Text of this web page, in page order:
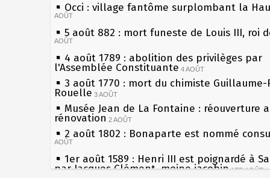
Occi : village fantôme surplombant la
AOÛT
5 août 882 : mort funeste de Louis III, roi
AOÛT
4 août 1789 : abolition des privilèges par
l'Assemblée Constituante 4 AOÛT
3 août 1770 : mort du chimiste Guillaume-
Rouelle 3 AOÛT
Musée Jean de La Fontaine : réouverture
rénovation 2 AOÛT
2 août 1802 : Bonaparte est nommé
AOÛT
1er août 1589 : Henri III est poignardé à
par Jacques Clément, moine jacobin 1ER AOÛT